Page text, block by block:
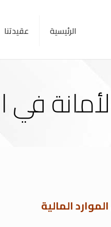
الرئيسية عقيدتنا
في
المالية